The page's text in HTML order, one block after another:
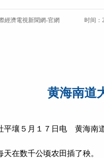
經濟電視新聞網-官網 时间：
黄海南道
平壤５月１７日电 黄海南
天在数千公顷农田插了秧。